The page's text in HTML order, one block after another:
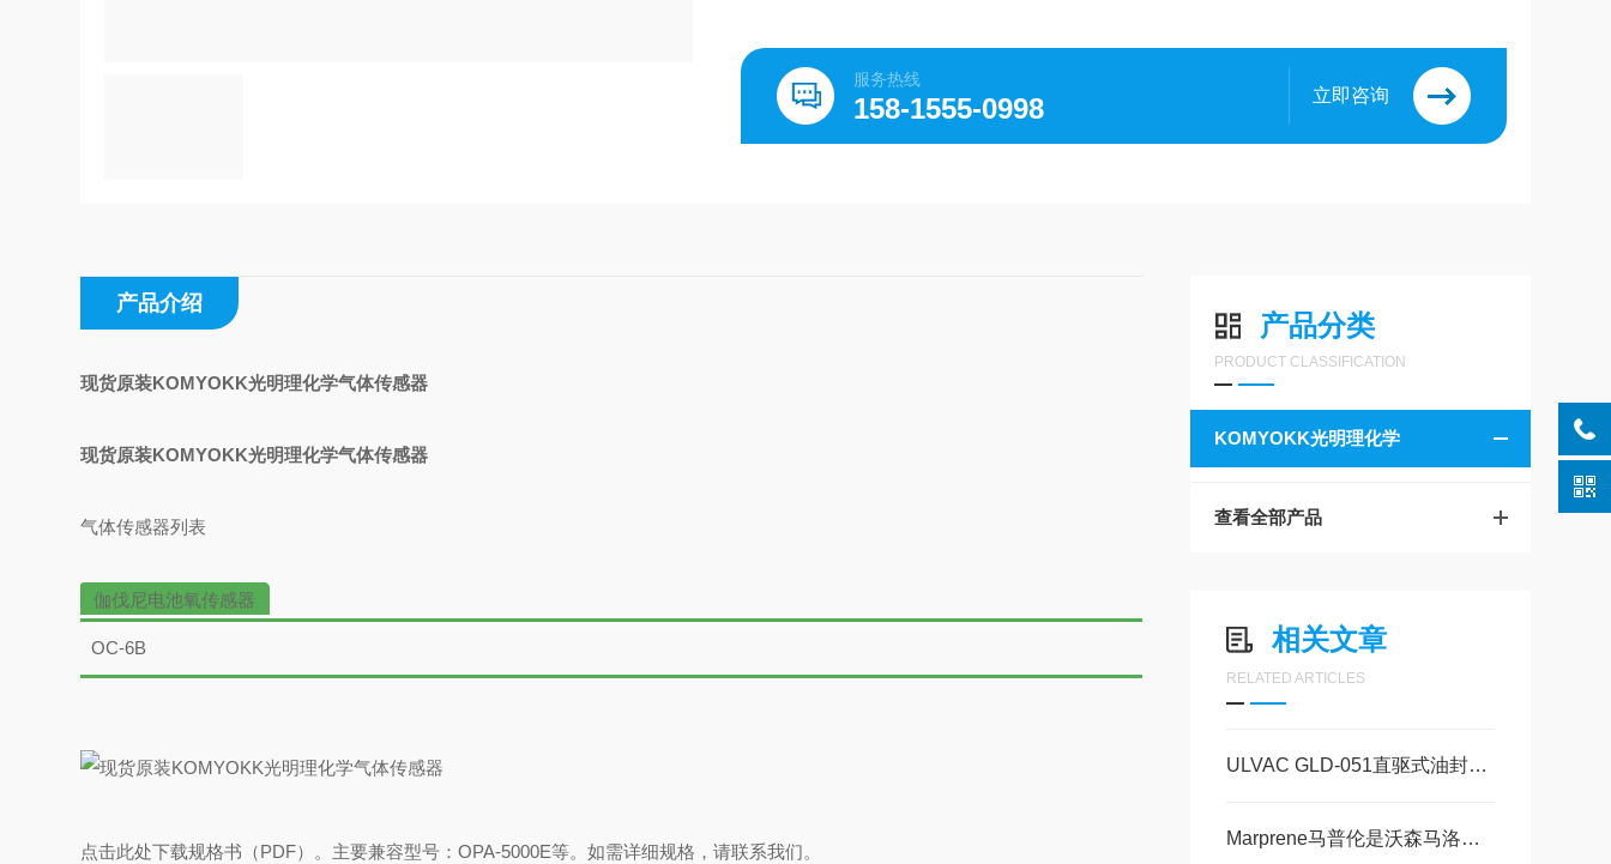
服务热线
158-1555-0998 立即咨询
产品分类
PRODUCT CLASSIFICATION
KOMYOKK光明理化学
查看全部产品
相关文章
RELATED ARTICLES
ULVAC GLD-051直驱式油封旋片真空泵标准操作流程和关键注意事项
Marprene马普伦是沃森马洛Watson-Marlow热塑性弹性体TPE蠕动泵管
产品介绍
现货原装KOMYOKK光明理化学气体传感器
现货原装KOMYOKK光明理化学气体传感器
气体传感器列表
伽伐尼电池氧传感器
OC-6B
点击此处下载规格书 （PDF） 。 主要兼容型号：OPA-5000E等。如需详细规格，请联系我们。